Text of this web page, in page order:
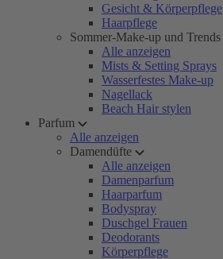
Gesicht & Körperpflege
Haarpflege
Sommer-Make-up und Trends
Alle anzeigen
Mists & Setting Sprays
Wasserfestes Make-up
Nagellack
Beach Hair stylen
Parfum
Alle anzeigen
Damendüfte
Alle anzeigen
Damenparfum
Haarparfum
Bodyspray
Duschgel Frauen
Deodorants
Körperpflege